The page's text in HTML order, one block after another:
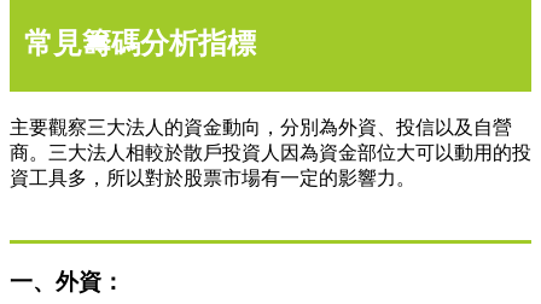
常見籌碼分析指標
主要觀察三大法人的資金動向，分別為外資、投信以及自營
商。三大法人相較於散戶投資人因為資金部位大可以動用的投
資工具多，所以對於股票市場有一定的影響力。
一、外資：